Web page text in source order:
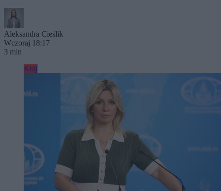
Aleksandra Cieślik
Wczoraj 18:17
3 min
Kraj